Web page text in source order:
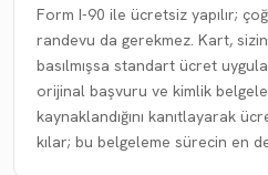
Form I-90 ile ücretsiz yapılır;
randevu da gerekmez. Kart,
basılmışsa standart ücret
orijinal başvuru ve kimlik
kaynaklandığını kanıtlayarak
kılar; bu belgeleme sürecin en